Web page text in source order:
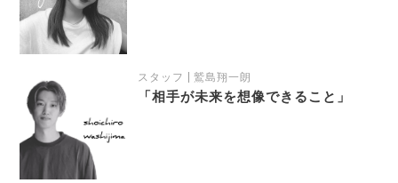
スタッフ 鷲島翔一朗
「相手が未来を想像できること」